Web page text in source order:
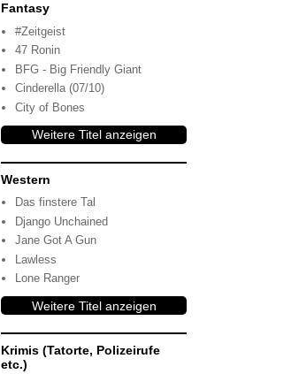
Fantasy
#Zeitgeist
47 Ronin
BFG - Big Friendly Giant
Cinderella (07/10)
City of Bones
Weitere Titel anzeigen
Western
Das finstere Tal
Django Unchained
Jane Got A Gun
Lawless
Lone Ranger
Weitere Titel anzeigen
Krimis (Tatorte, Polizeirufe
etc.)